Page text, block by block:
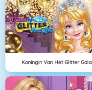
Koningin Van Het Glitter Gala